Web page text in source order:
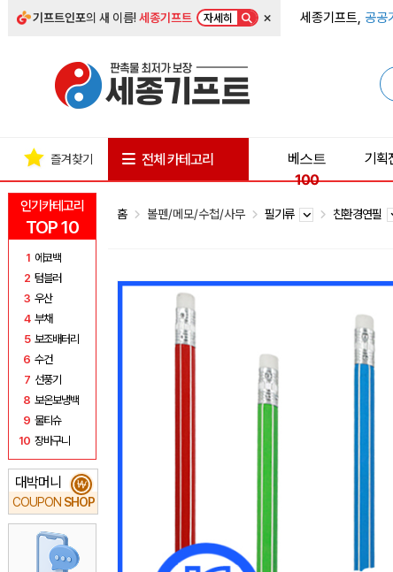
기프트인포의 새 이름!세종기프트 자세히 × 세종기프트, 공공
인기카테고리
TOP 10
1 에코백
2 텀블러
3 우산
4 부채
5 보조배터리
6 수건
7 선풍기
8 보온보냉백
9 물티슈
10 장바구니
대박머니
COUPON SHOP
₩
즐겨찾기 전체 카테고리
베스트
100
기획
홈 볼펜/메모/수첩/사무 필기류 친환경연필